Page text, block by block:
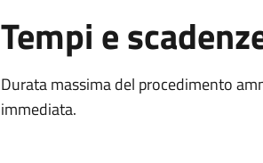
Tempi e
Durata massima del procedimento
immediata.